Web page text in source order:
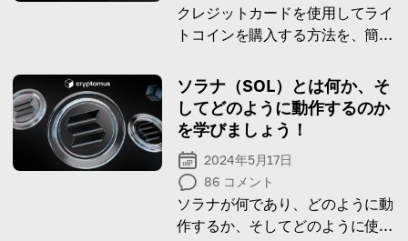
クレジットカードを使用してライ
トコインを購入する方法を、簡単
ソラナ（SOL）とは何か、そ
してどのように動作するのか
を学びましょう！
2024年5月17日
86 コメント
ソラナが何であり、どのように動
作するか、そしてどのように使用